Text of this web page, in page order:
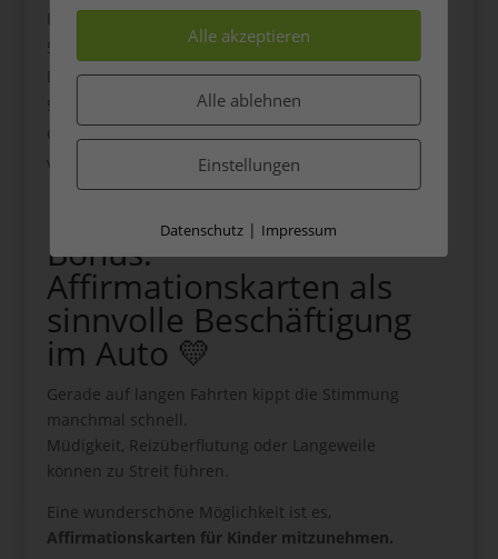
Reisetagebuch mit Stickern
Dankbarkeitsrunde unterwegs
Gemeinsames Ziel-Ritual (z. B. Lieblingslied kurz
vor Ankunft)
Bonus:
Affirmationskarten als
sinnvolle Beschäftigung
im Auto 💛
Gerade auf langen Fahrten kippt die Stimmung
manchmal schnell.
Müdigkeit, Reizüberflutung oder Langeweile
können zu Streit führen.
Eine wunderschöne Möglichkeit ist es,
Affirmationskarten für Kinder mitzunehmen.
Alle akzeptieren
Alle ablehnen
Einstellungen
Datenschutz | Impressum